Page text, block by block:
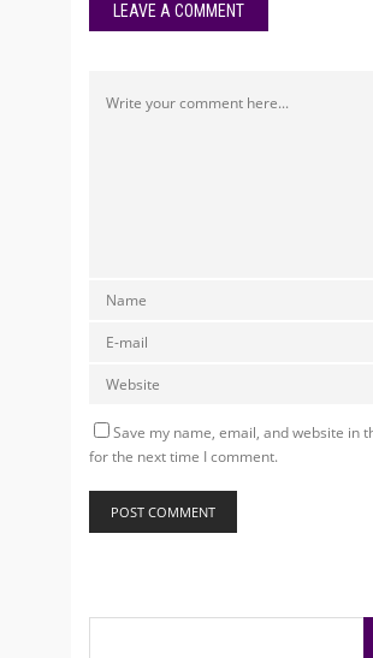
LEAVE A COMMENT
Save my name, email, and website in
for the next time I comment.